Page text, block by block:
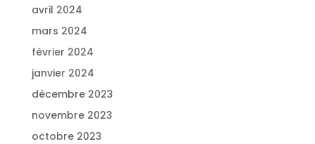
avril 2024
mars 2024
février 2024
janvier 2024
décembre 2023
novembre 2023
octobre 2023